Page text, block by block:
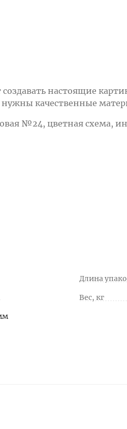
настоящие
качественные
№24, цветная схема,
Длина
Вес, кг